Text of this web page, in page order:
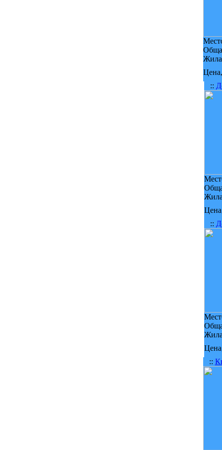
::
::
::